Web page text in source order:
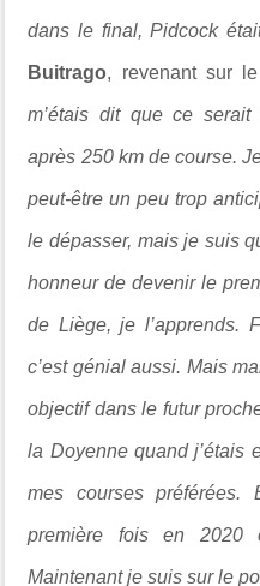
dans le final, Pidcock
Buitrago, revenant sur
m’étais dit que ce
après 250 km de course.
peut-être un peu trop
le dépasser, mais je suis
honneur de devenir le
de Liège, je l’apprends.
c’est génial aussi. Mais
objectif dans le futur
la Doyenne quand j’étais
mes courses préférées.
première fois en 2020
Maintenant je suis sur le